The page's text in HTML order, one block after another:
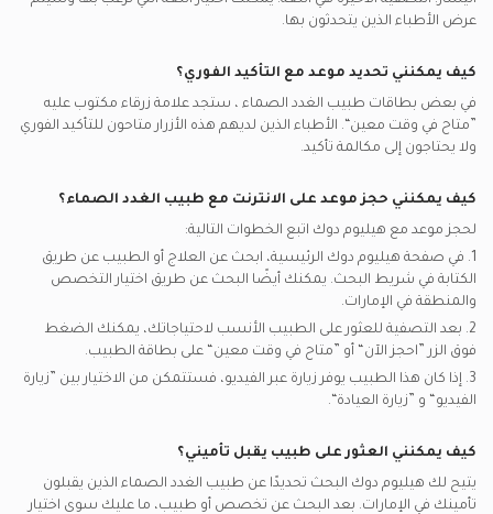
شركة الفجيرة الوطنية للتأمين - افنيك يدعم تأمين أطباء الغدد
شركة التأمين الإيرانية - اي اي سي يدعم تأمين أطباء الغدد الصماء
عناية تي بي أيه يدعم تأمين أطباء الغدد الصماء
عرض الأطباء الذين يتحدثون بها.
كيف يمكنني تحديد موعد مع التأكيد الفوري؟
في بعض بطاقات طبيب الغدد الصماء ، ستجد علامة زرقاء مكتوب عليه
”متاح في وقت معين“. الأطباء الذين لديهم هذه الأزرار متاحون للتأكيد الفوري
ولا يحتاجون إلى مكالمة تأكيد.
كيف يمكنني حجز موعد على الانترنت مع طبيب الغدد الصماء؟
لحجز موعد مع هيليوم دوك اتبع الخطوات التالية:
1. في صفحة هيليوم دوك الرئيسية، ابحث عن العلاج أو الطبيب عن طريق
الكتابة في شريط البحث. يمكنك أيضًا البحث عن طريق اختيار التخصص
والمنطقة في الإمارات.
2. بعد التصفية للعثور على الطبيب الأنسب لاحتياجاتك، يمكنك الضغط
فوق الزر ”احجز الآن“ أو ”متاح في وقت معين“ على بطاقة الطبيب.
3. إذا كان هذا الطبيب يوفر زيارة عبر الفيديو، فستتمكن من الاختيار بين ”زيارة
الفيديو“ و ”زيارة العيادة“.
كيف يمكنني العثور على طبيب يقبل تأميني؟
يتيح لك هيليوم دوك البحث تحديدًا عن طبيب الغدد الصماء الذين يقبلون
تأمينك في الإمارات. بعد البحث عن تخصص أو طبيب، ما عليك سوى اختيار